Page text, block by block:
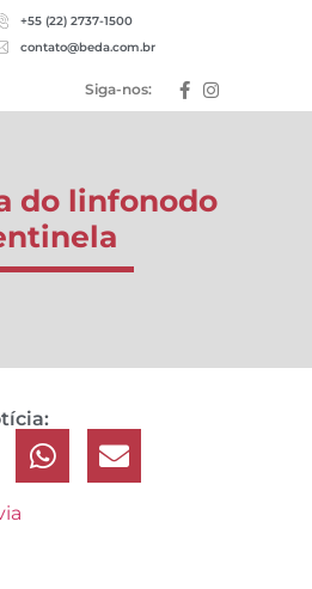
+55 (22) 2737-1500
contato@beda.com.br
Siga-nos:
do linfonodo